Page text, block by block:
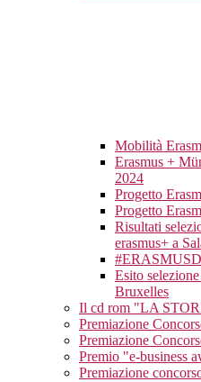
Mobilità
Erasmus +
2024
Progetto
Progetto
Risultati
erasmus+ a
Esito
Bruxelles
Il cd rom "LA
Premiazione
Premiazione
Premio "e-business
Premiazione